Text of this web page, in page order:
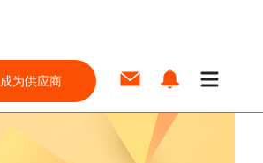
成为供应商